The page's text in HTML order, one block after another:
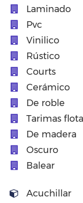
Laminado
Pvc
Vinilico
Rústico
Courts
Cerámico
De roble
Tarimas
De madera
Oscuro
Balear
Acuchillar